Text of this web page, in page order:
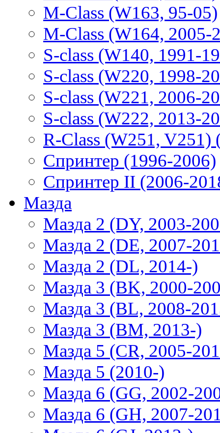
M-Class (W163, 95-05)
M-Class (W164, 2005-
S-class (W140, 1991-
S-class (W220, 1998-
S-class (W221, 2006-
S-class (W222, 2013-
R-Class (W251, V251)
Спринтер (1996-2006)
Спринтер II (2006-
Мазда
Мазда 2 (DY, 2003-
Мазда 2 (DE, 2007-
Мазда 2 (DL, 2014-)
Мазда 3 (BK, 2000-
Мазда 3 (BL, 2008-
Мазда 3 (BM, 2013-)
Мазда 5 (CR, 2005-
Мазда 5 (2010-)
Мазда 6 (GG, 2002-
Мазда 6 (GH, 2007-